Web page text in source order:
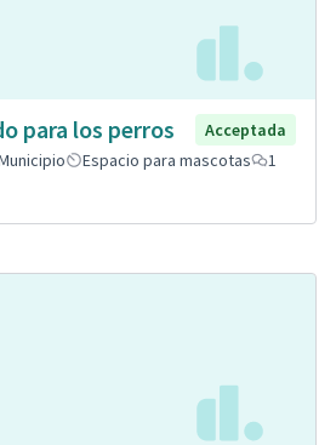
para los perros
Acceptada
Espacio para mascotas
1